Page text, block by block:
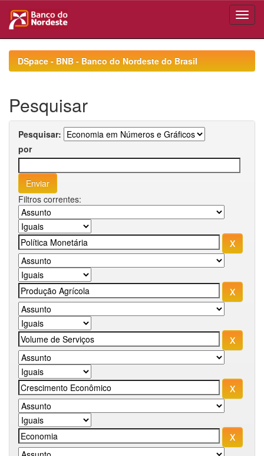
navigationDSpace - BNB - Banco do Nordeste do Brasil
Pesquisar
Pesquisar:
por
Filtros correntes: